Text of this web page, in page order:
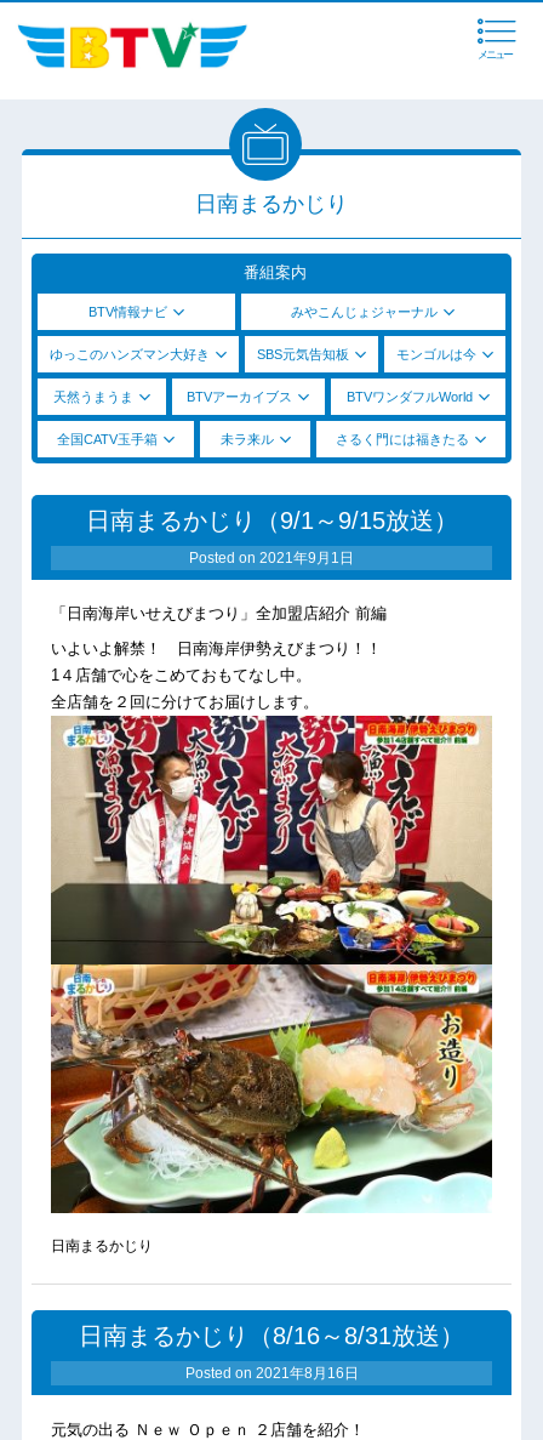
メニュー
日南まるかじり
番組案内
BTV情報ナビ みやこんじょジャーナル
ゆっこのハンズマン大好き SBS元気告知板 モンゴルは今
天然うまうま BTVアーカイブス BTVワンダフルWorld
全国CATV玉手箱 未ラ来ル さるく門には福きたる
日南まるかじり（9/1～9/15放送）
Posted on 2021年9月1日
「日南海岸いせえびまつり」全加盟店紹介 前編
いよいよ解禁！ 日南海岸伊勢えびまつり！！
1４店舗で心をこめておもてなし中。
全店舗を２回に分けてお届けします。
日南まるかじり
日南まるかじり（8/16～8/31放送）
Posted on 2021年8月16日
元気の出る Ｎｅｗ Ｏｐｅｎ ２店舗を紹介！